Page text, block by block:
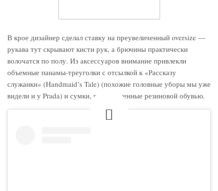
В крое дизайнер сделал ставку на преувеличенный oversize —
рукава тут скрывают кисти рук, а брючины практически
волочатся по полу. Из аксессуаров внимание привлекли
объемные панамы-треуголки с отсылкой к «Рассказу
служанки» (Handmaid’s Tale) (похожие головные уборы мы уже
видели и у Prada) и сумки, вдохновленные резиновой обувью.